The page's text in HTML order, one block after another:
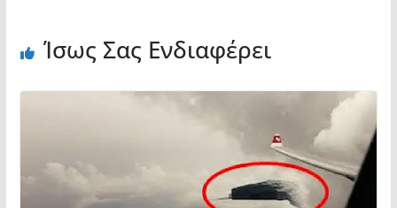
Ίσως Σας Ενδιαφέρει